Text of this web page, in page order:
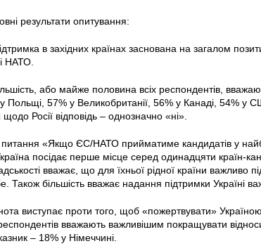
результати опитування:
в західних країнах заснована на загалом
НАТО.
або майже половина всіх респондентів,
Польщі, 57% у Великобританії, 56% у Канаді, 54% у
Росії відповідь – однозначно «ні».
питання «Якщо ЄС/НАТО прийматиме кандидатів у
посідає перше місце серед одинадцяти країн-
вважає, що для їхньої рідної країни важливо
Також більшість вважає надання підтримки Україні
виступає проти того, щоб «пожертвувати»
вважають важливішим покращувати
– 18% у Німеччині.